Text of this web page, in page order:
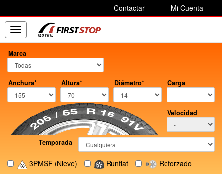
Contactar Mi Cuenta
Toggle
navigation
Marca
Anchura* Altura* Diámetro* Carga
Velocidad
Temporada
3PMSF (Nieve) Runflat Reforzado